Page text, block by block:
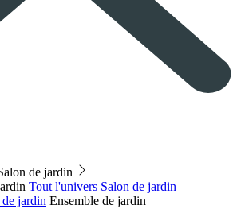
de jardin
Tout l'univers Salon de jardin
jardin Ensemble de jardin